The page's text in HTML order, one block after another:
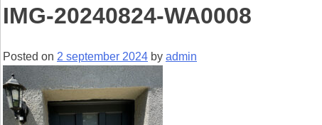
IMG-20240824-WA0008
Posted on 2 september 2024 by admin